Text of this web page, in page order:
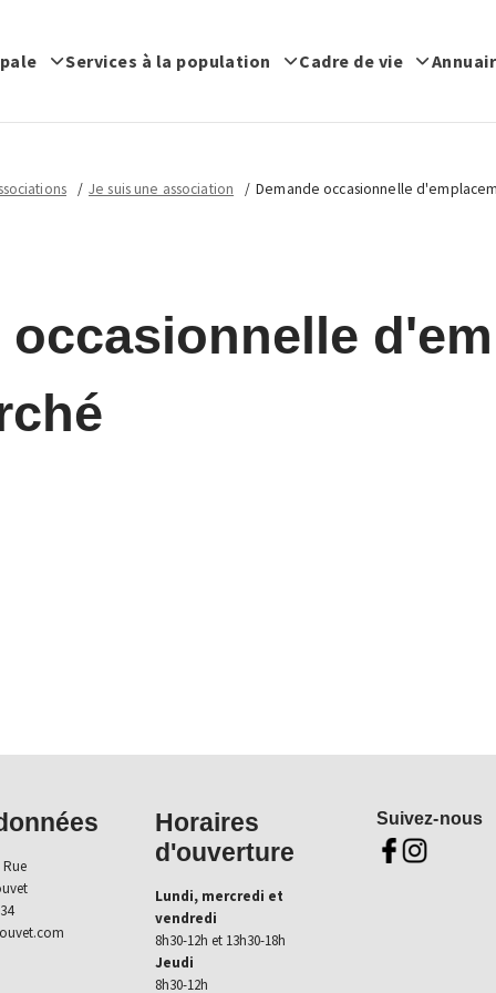
Services à la population Cadre de vie
Je suis une association Demande occasionnelle
occasionnelle
Rue
Horaires
d'ouverture
Lundi, mercredi et
vendredi
8h30-12h et 13h30-18h
Jeudi
8h30-12h
Suivez-nous
Aller sur page fb
Aller sur